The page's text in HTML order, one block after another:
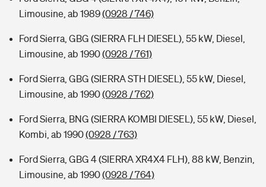
Limousine, ab 1989(0928 / 746)
Ford Sierra, GBG (SIERRA FLH DIESEL), 55 kW, Diesel,
Limousine, ab 1990(0928 / 761)
Ford Sierra, GBG (SIERRA STH DIESEL), 55 kW, Diesel,
Limousine, ab 1990(0928 / 762)
Ford Sierra, BNG (SIERRA KOMBI DIESEL), 55 kW, Diesel,
Kombi, ab 1990(0928 / 763)
Ford Sierra, GBG 4 (SIERRA XR4X4 FLH), 88 kW, Benzin,
Limousine, ab 1990(0928 / 764)